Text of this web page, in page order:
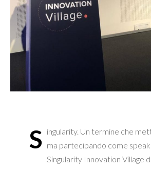
S ingularity. Un termine che
ma partecipando come
Singularity Innovation Village